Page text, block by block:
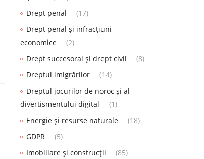
Drept penal
(17)
Drept penal și infracțiuni
economice
(2)
Drept succesoral și drept civil
(8)
Dreptul imigrărilor
(14)
Dreptul jocurilor de noroc și al
divertismentului digital
(1)
Energie și resurse naturale
(18)
GDPR
(5)
Imobiliare și construcții
(85)